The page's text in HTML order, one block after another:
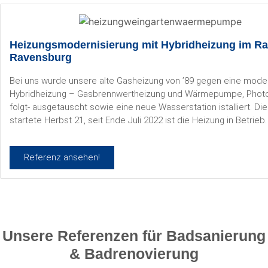
Heizungsmodernisierung mit Hybridheizung im
Ravensburg
Bei uns wurde unsere alte Gasheizung von ’89 gegen eine
Hybridheizung – Gasbrennwertheizung und Wärmepumpe,
folgt- ausgetauscht sowie eine neue Wasserstation istalliert. Die
startete Herbst 21, seit Ende Juli 2022 ist die Heizung in Betrieb.
Referenz ansehen!
Unsere Referenzen für Badsanierung
& Badrenovierung